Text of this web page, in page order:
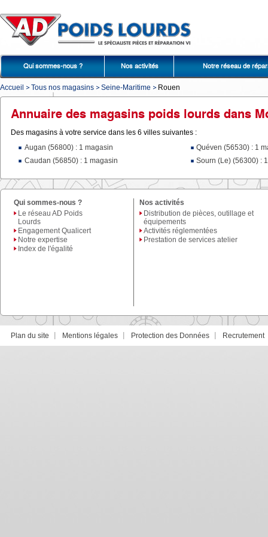
Qui sommes-nous ? Nos activités Notre réseau de
Accueil Tous nos magasins Seine-Maritime Rouen
Annuaire des magasins poids lourds dans
Des magasins à votre service dans les 6 villes suivantes :
Augan (56800) : 1 magasin
Caudan (56850) : 1 magasin
Quéven (56530) : 1
Sourn (Le) (56300) :
Qui sommes-nous ?
Le réseau AD Poids
Lourds
Engagement Qualicert
Notre expertise
Index de l'égalité
Nos activités
Distribution de pièces, outillage et
équipements
Activités réglementées
Prestation de services atelier
Plan du site Mentions légales Protection des Données Recrutement